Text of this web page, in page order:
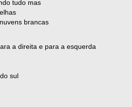
tudo mas
brancas
a direita e para a esquerda
sul